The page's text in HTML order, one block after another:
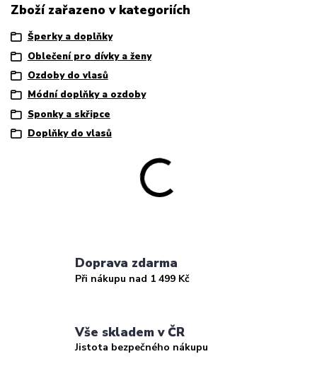
Zboží zařazeno v kategoriích
Šperky a doplňky
Oblečení pro dívky a ženy
Ozdoby do vlasů
Módní doplňky a ozdoby
Sponky a skřipce
Doplňky do vlasů
Doprava zdarma
Při nákupu nad 1 499 Kč
Vše skladem v ČR
Jistota bezpečného nákupu